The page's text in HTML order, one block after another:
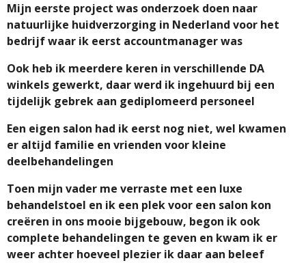
Mijn eerste project was onderzoek doen naar
natuurlijke huidverzorging in Nederland voor het
bedrijf waar ik eerst accountmanager was
Ook heb ik meerdere keren in verschillende DA
winkels gewerkt, daar werd ik ingehuurd bij een
tijdelijk gebrek aan gediplomeerd personeel
Een eigen salon had ik eerst nog niet, wel kwamen
er altijd familie en vrienden voor kleine
deelbehandelingen
Toen mijn vader me verraste met een luxe
behandelstoel en ik een plek voor een salon kon
creëren in ons mooie bijgebouw, begon ik ook
complete behandelingen te geven en kwam ik er
weer achter hoeveel plezier ik daar aan beleef